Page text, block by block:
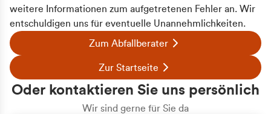
weitere Informationen zum aufgetretenen Fehler an. Wir
entschuldigen uns für eventuelle Unannehmlichkeiten.
Zum Abfallberater
Zur Startseite
Oder kontaktieren Sie uns persönlich
Wir sind gerne für Sie da